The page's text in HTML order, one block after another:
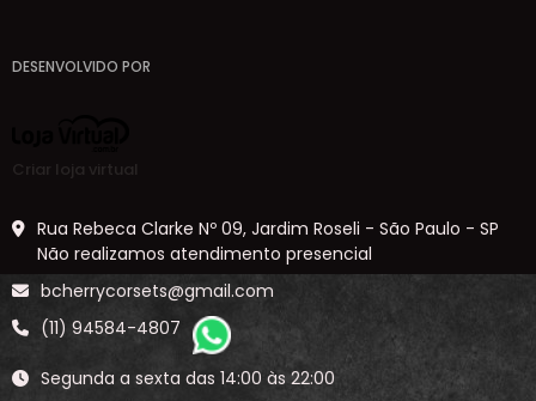
DESENVOLVIDO POR
Criar loja virtual
Rua Rebeca Clarke Nº 09, Jardim Roseli - São Paulo - SP
Não realizamos atendimento presencial
bcherrycorsets@gmail.com
(11) 94584-4807
Segunda a sexta das 14:00 às 22:00